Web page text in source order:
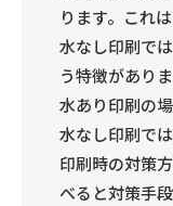
ります。これ
水なし印刷で
う特徴がありま
水あり印刷の
水なし印刷で
印刷時の対策
べると対策手